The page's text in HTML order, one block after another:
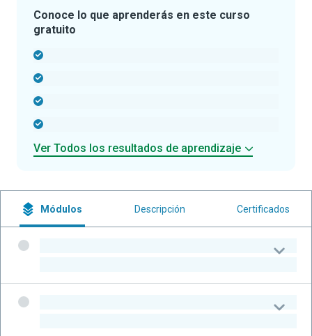
Conoce lo que aprenderás en este curso
gratuito
Ver Todos los resultados de aprendizaje
Módulos Descripción Certificados